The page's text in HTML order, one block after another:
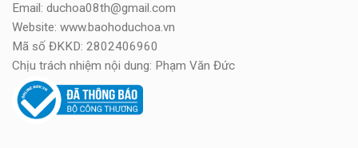
Email: duchoa08th@gmail.com
Website: www.baohoduchoa.vn
Mã số ĐKKD: 2802406960
Chịu trách nhiệm nội dung: Phạm Văn Đức